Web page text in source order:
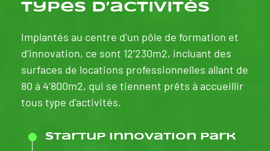
Types d’activités
Implantés au centre d’un pôle de formation et
d’innovation, ce sont 12’230m2, incluant des
surfaces de locations professionnelles allant de
80 à 4’800m2, qui se tiennent prêts à accueillir
tous type d’activités.
Startup Innovation Park